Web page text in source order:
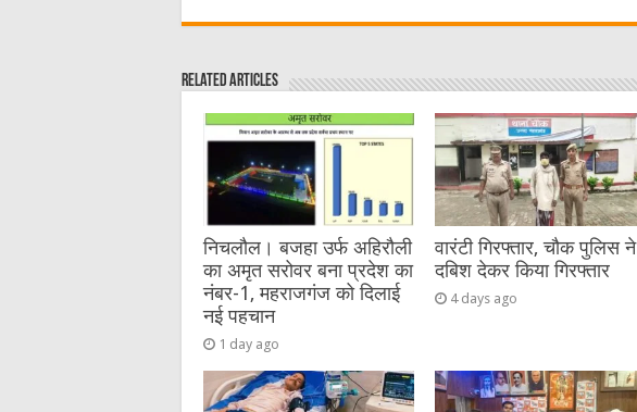
c
e
b
o
o
k
it
r
C
at
ai ss
n
g
er
at
A
p
p
Related Articles
निचलौल। बजहा उर्फ अहिरौली
का अमृत सरोवर बना प्रदेश का
नंबर-1, महराजगंज को दिलाई
नई पहचान
1 day ago
वारंटी गिरफ्तार, चौक पुलिस ने
दबिश देकर किया गिरफ्तार
4 days ago